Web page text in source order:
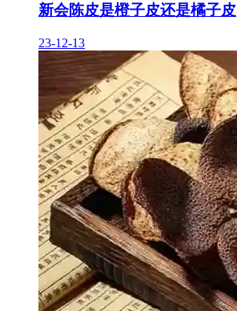
新会陈皮是橙子皮还是橘子皮
23-12-13